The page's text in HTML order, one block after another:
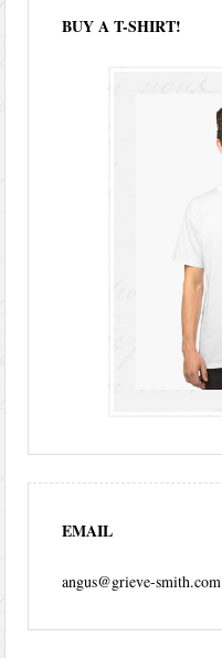
BUY A T-SHIRT!
EMAIL
angus@grieve-smith.com